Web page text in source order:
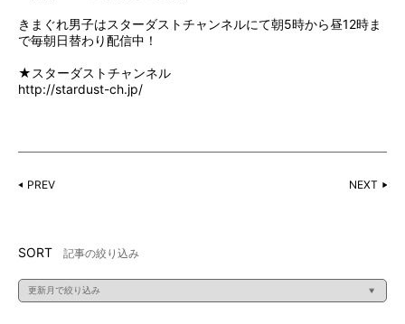
きまぐれ男子はスターダストチャンネルにて朝5時から昼12時ま
で毎朝日替わり配信中！
★スターダストチャンネル
http://stardust-ch.jp/
PREV NEXT
SORT 記事の絞り込み